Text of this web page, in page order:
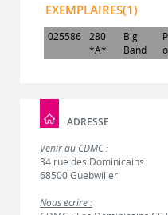
EXEMPLAIRES(1)
025586 280
*A*
Big
Band
ADRESSE
Venir au CDMC :
34 rue des Dominicains
68500 Guebwiller
Nous écrire :